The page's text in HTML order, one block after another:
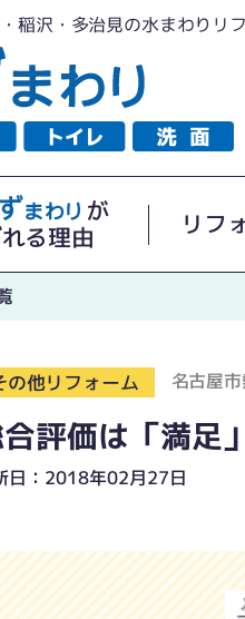
稲沢・多治見の水まわりリ
が
る理由
リフ
の他リフォーム 名古屋
評価は「満足」
日：2018年02月27日